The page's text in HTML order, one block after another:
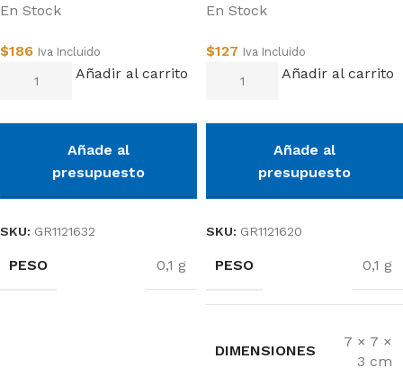
En Stock
$186 Iva Incluido
Añadir al carrito
Añade al
presupuesto
SKU: GR1121632
PESO 0,1 g
En Stock
$127 Iva Incluido
Añadir al carrito
Añade al
presupuesto
SKU: GR1121620
PESO 0,1 g
DIMENSIONES
7 × 7 ×
3 cm